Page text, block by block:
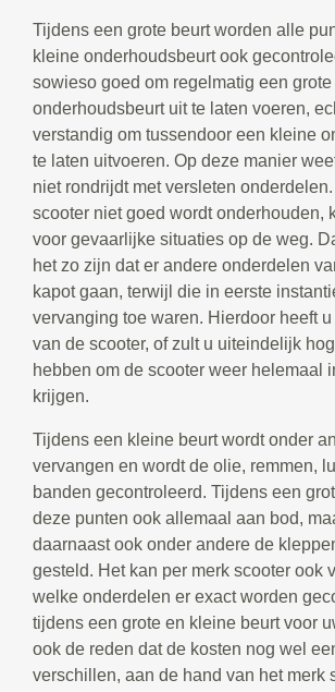
Tijdens een grote beurt worden alle
kleine onderhoudsbeurt ook
sowieso goed om regelmatig een grote
onderhoudsbeurt uit te laten voeren,
verstandig om tussendoor een kleine
te laten uitvoeren. Op deze manier
niet rondrijdt met versleten
scooter niet goed wordt onderhouden,
voor gevaarlijke situaties op de weg.
het zo zijn dat er andere onderdelen
kapot gaan, terwijl die in eerste
vervanging toe waren. Hierdoor heeft
van de scooter, of zult u uiteindelijk
hebben om de scooter weer helemaal
krijgen.
Tijdens een kleine beurt wordt onder
vervangen en wordt de olie, remmen,
banden gecontroleerd. Tijdens een
deze punten ook allemaal aan bod,
daarnaast ook onder andere de
gesteld. Het kan per merk scooter ook
welke onderdelen er exact worden
tijdens een grote en kleine beurt voor
ook de reden dat de kosten nog wel
verschillen, aan de hand van het merk